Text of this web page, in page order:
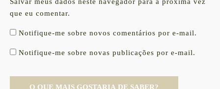
que eu comentar.
Notifique-me sobre novos comentários por e-mail.
Notifique-me sobre novas publicações por e-mail.